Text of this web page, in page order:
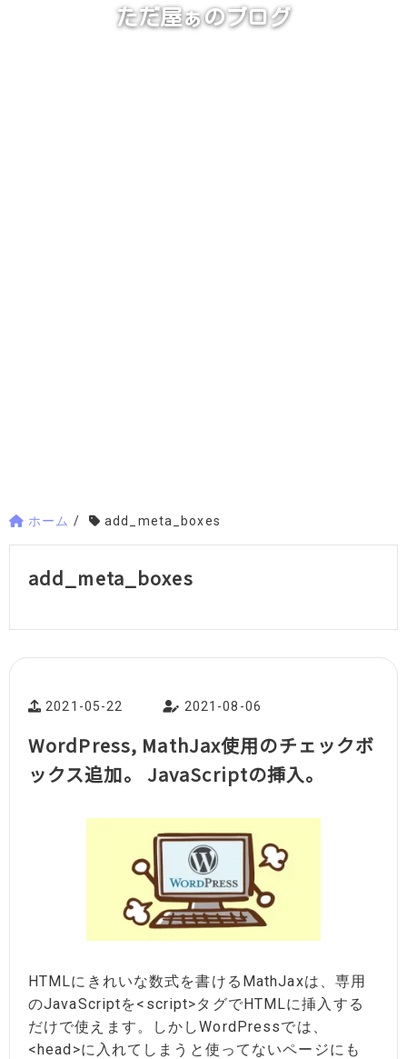
ただ屋ぁのブログ
ホーム / add_meta_boxes
add_meta_boxes
2021-05-22 2021-08-06
WordPress, MathJax使用のチェックボ
ックス追加。 JavaScriptの挿入。
HTMLにきれいな数式を書けるMathJaxは、専用
のJavaScriptを<script>タグでHTMLに挿入する
だけで使えます。しかしWordPressでは、
<head>に入れてしまうと使ってないページにも